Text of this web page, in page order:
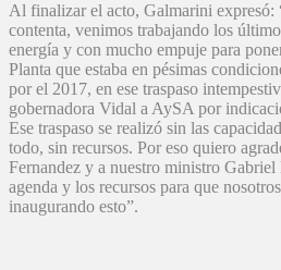
Al finalizar el acto, Galmarini expresó:
contenta, venimos trabajando los
energía y con mucho empuje para
Planta que estaba en pésimas
por el 2017, en ese traspaso
gobernadora Vidal a AySA por
Ese traspaso se realizó sin las
todo, sin recursos. Por eso quiero
Fernandez y a nuestro ministro
agenda y los recursos para que
inaugurando esto”.